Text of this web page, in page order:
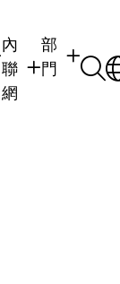
內
聯
網
部
門